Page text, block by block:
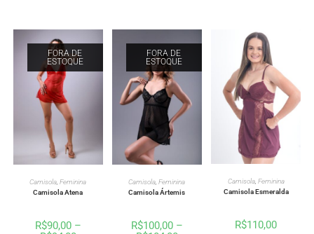
FORA DE
ESTOQUE
VER OPÇÕES
Camisola ,Feminina
Camisola Atena
R$90,00 –
FORA DE
ESTOQUE
VER OPÇÕES
Camisola ,Feminina
Camisola Ártemis
R$100,00 –
VER OPÇÕES
Camisola, Feminina
Camisola Esmeralda
R$110,00